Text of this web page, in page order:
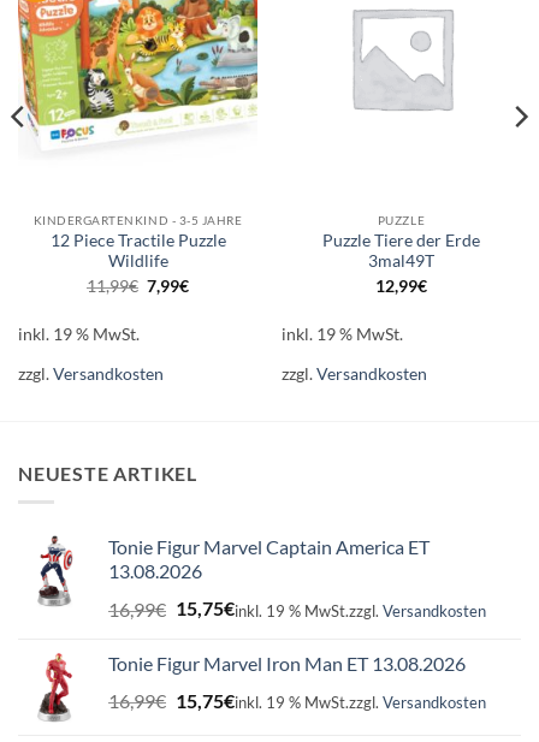
KINDERGARTENKIND - 3-5 JAHRE
12 Piece Tractile Puzzle
Wildlife
11,99€ Ursprünglicher
Preis
7,99€Aktueller
inkl. 19 % MwSt.
zzgl.Versandkosten
PUZZLE
Puzzle Tiere der Erde
3mal49T
12,99€
inkl. 19 % MwSt.
zzgl.Versandkosten
NEUESTE ARTIKEL
Tonie Figur Marvel Captain America ET
13.08.2026
16,99€ Ursprünglicher
16,99€
15,75€Aktueller
15,75€.
inkl. 19 % MwSt.zzgl. Versandkosten
Tonie Figur Marvel Iron Man ET 13.08.2026
16,99€ Ursprünglicher
Preis
15,75€Aktueller
inkl. 19 % MwSt.zzgl. Versandkosten